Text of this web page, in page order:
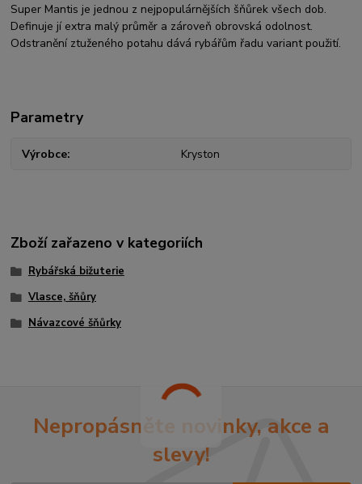
Super Mantis je jednou z nejpopulárnějších šňůrek všech dob.
Definuje jí extra malý průměr a zároveň obrovská odolnost.
Odstranění ztuženého potahu dává rybářům řadu variant použití.
Parametry
Výrobce Kryston
Zboží zařazeno v kategoriích
Rybářská bižuterie
Vlasce, šňůry
Návazcové šňůrky
Nepropásněte novinky, akce a
slevy!